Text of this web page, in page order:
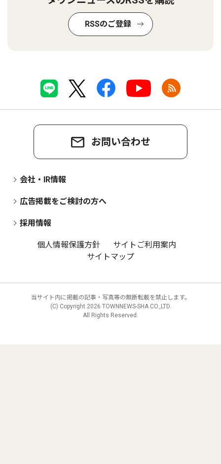
RSSのご登録
お問い合わせ
会社・IR情報
広告掲載をご検討の方へ
採用情報
個人情報保護方針
サイトご利用案内
サイトマップ
当サイト内に掲載の記事・写真等の無断転載を禁止します。
(C) Copyright 2026 TOWNNEWS-SHA CO.,LTD.
All Rights Reserved.